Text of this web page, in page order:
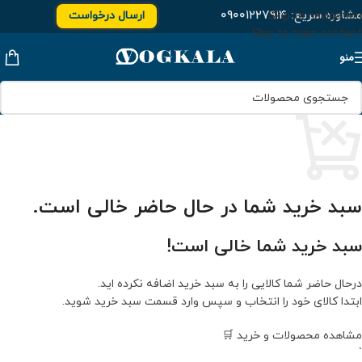
Skip to navigation
Skip to main content
مشاوره سریع:۰۹۰۰۱۲۲۷۹۱۴ ارسال درخواست
منو
سبد خرید شما در حال حاضر خالی است.
سبد خرید شما خالی است!
درحال حاضر شما کالایی را به سبد خرید اضافه نکرده اید.
ابتدا کالای خود را انتخاب و سپس وارد قسمت سبد خرید شوید.
مشاهده محصولات و خرید 🛒
`